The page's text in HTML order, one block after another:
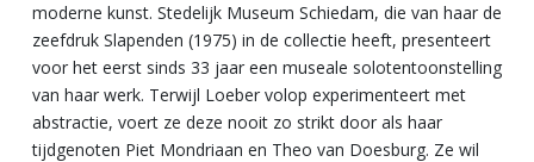
moderne kunst. Stedelijk Museum Schiedam, die van haar de
zeefdruk Slapenden (1975) in de collectie heeft, presenteert
voor het eerst sinds 33 jaar een museale solotentoonstelling
van haar werk. Terwijl Loeber volop experimenteert met
abstractie, voert ze deze nooit zo strikt door als haar
tijdgenoten Piet Mondriaan en Theo van Doesburg. Ze wil